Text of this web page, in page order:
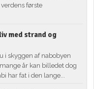
første
med strand og
i skyggen af nabobyen
år kan billedet dog
har fat i den lange...